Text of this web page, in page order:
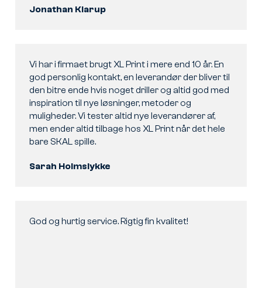
Jonathan Klarup
Vi har i firmaet brugt XL Print i mere end 10 år. En
god personlig kontakt, en leverandør der bliver til
den bitre ende hvis noget driller og altid god med
inspiration til nye løsninger, metoder og
muligheder. Vi tester altid nye leverandører af,
men ender altid tilbage hos XL Print når det hele
bare SKAL spille.
Sarah Holmslykke
God og hurtig service. Rigtig fin kvalitet!